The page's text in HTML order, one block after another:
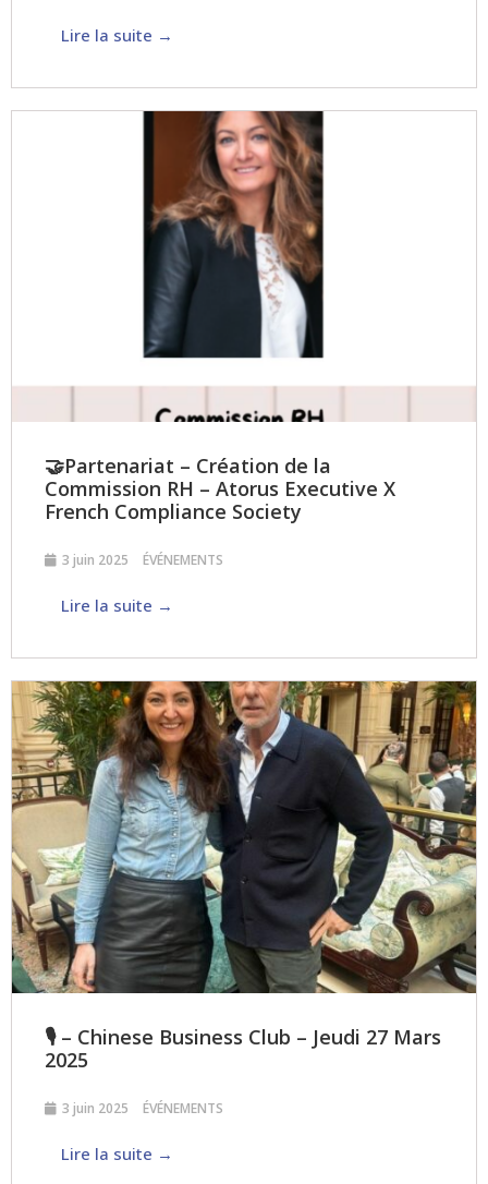
Lire la suite →
🤝Partenariat – Création de la
Commission RH – Atorus Executive X
French Compliance Society
3 juin 2025 ÉVÉNEMENTS
Lire la suite →
🎙 – Chinese Business Club – Jeudi 27 Mars
2025
3 juin 2025 ÉVÉNEMENTS
Lire la suite →